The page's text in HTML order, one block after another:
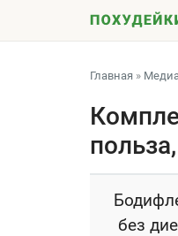
Главная »
без